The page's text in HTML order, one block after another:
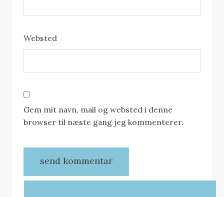
Websted
Gem mit navn, mail og websted i denne
browser til næste gang jeg kommenterer.